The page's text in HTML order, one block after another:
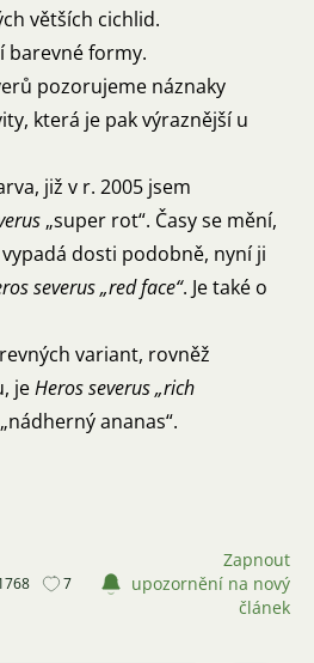
větších cichlid.
barevné formy.
pozorujeme náznaky
která je pak výraznější u
již v r. 2005 jsem
„super rot“. Časy se mění,
dosti podobně, nyní ji
severus „red face“. Je také o
variant, rovněž
jeHeros severus „rich
ananas“.
7
Zapnout
upozornění na nový
článek